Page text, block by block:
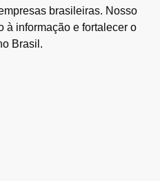
brasileiras. Nosso
à informação e fortalecer o
Brasil.